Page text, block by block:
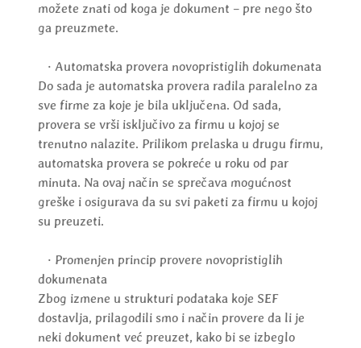
možete znati od koga je dokument – pre nego što
ga preuzmete.
· Automatska provera novopristiglih dokumenata
Do sada je automatska provera radila paralelno za
sve firme za koje je bila uključena. Od sada,
provera se vrši isključivo za firmu u kojoj se
trenutno nalazite. Prilikom prelaska u drugu firmu,
automatska provera se pokreće u roku od par
minuta. Na ovaj način se sprečava mogućnost
greške i osigurava da su svi paketi za firmu u kojoj
su preuzeti.
· Promenjen princip provere novopristiglih
dokumenata
Zbog izmene u strukturi podataka koje SEF
dostavlja, prilagodili smo i način provere da li je
neki dokument već preuzet, kako bi se izbeglo